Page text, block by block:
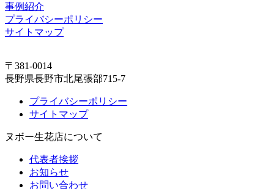
事例紹介
プライバシーポリシー
サイトマップ
〒381-0014
長野県長野市北尾張部715-7
プライバシーポリシー
サイトマップ
ヌボー生花店について
代表者挨拶
お知らせ
お問い合わせ